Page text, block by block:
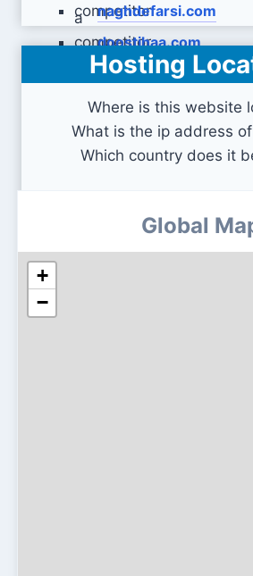
naghdefarsi.com
doostihaa.com
Hosting
Where is this website
What is the ip address
Which country does it
Global
+
−